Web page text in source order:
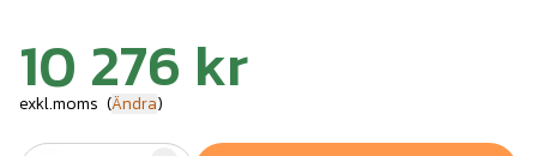
10 276 kr
exkl.moms (Ändra)